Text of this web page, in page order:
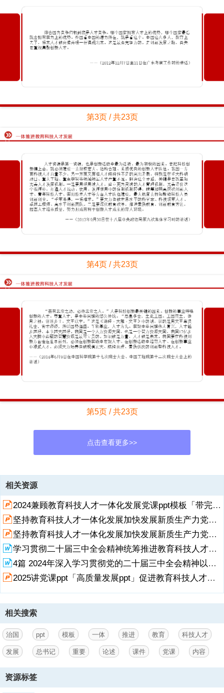
第3页 / 共23页
第4页 / 共23页
第5页 / 共23页
点击查看更多>>
资源描述
1、请点击输入文字内容请点击输入文字内容请点击输入文字内容,以下
是习近平总书记2012年12月至2026年4月期间有关一体推进教育科技人
才发展重要论述的节录。,综合国力竞争归根到底是人才竞争。哪个国家
拥有人才上的优势，哪个国家最后就会拥有实力上的优势。外国看中国
的潜力所在，就是看这个。中国这么多人，教育上去了，将来人才就会
像井喷一样涌现出来。这是最有竞争力的。走创新发展之路，首先要重
视集聚创新人才。（2012年12月7日至11日在广东考察工作时的讲
话）,人才资源是第一资源，也是创新活动中最为活跃、最为积极的因
素。要把科技创新搞上去，就必须建设一支规模宏大、结构合理、素质
2、面科技人才总量不少，另一方面又面临人才结构性不足的突出矛
盾，特别是在重大科研项目、重大工程、重点学科等领域领军人才严重
不足。解决这个矛盾，关键是要改革和完善人才发展机制。一是要用好
用活人才，建立更为灵活的人才管理机制，完善评价这个指挥棒，打通
人才流动、使用、发挥作用中的体制机制障碍，统筹加强高层次创新人
才、青年科技人才、实用技术人才等方面人才队伍建设，最大限度支持
和帮助科技人员创新创业。“千军易得，一将难求。”要大力造就世界水
平的科学家、科技领军人才、卓越工程师、高水平创新团队。二是要深
化教育改革，推进素质教育，创新教育方法，提高人才培养质量，努力
展开阅读全文
相关资源
2024兼顾教育科技人才一体化发展党课ppt模板「带完整内容」大力推动科教兴国人才强国战略课件模板.pptx
坚持教育科技人才一体化发展加快发展新质生产力党课ppt模板「带完整内容」党员干部学习党课课件.pptx
坚持教育科技人才一体化发展加快发展新质生产力党课ppt模板【含完整内容】讲党课ppt模板下载.pptx
学习贯彻二十届三中全会精神统筹推进教育科技人才体制机制一体改革心得体会（附在敢于斗争善于斗争中凝聚奋进伟力党课讲稿）.doc
4篇 2024年深入学习贯彻党的二十届三中全会精神以教育科技人才改革助力中国式现代化.doc
2025讲党课ppt「高质量发展ppt」促进教育科技人才事业高质量发展总书记重要论述学习党课ppt模板「带完整内容」.pptx
相关搜索
治国 ppt 模板 一体 推进 教育 科技人才
发展 总书记 重要 论述 课件 党课 内容
资源标签